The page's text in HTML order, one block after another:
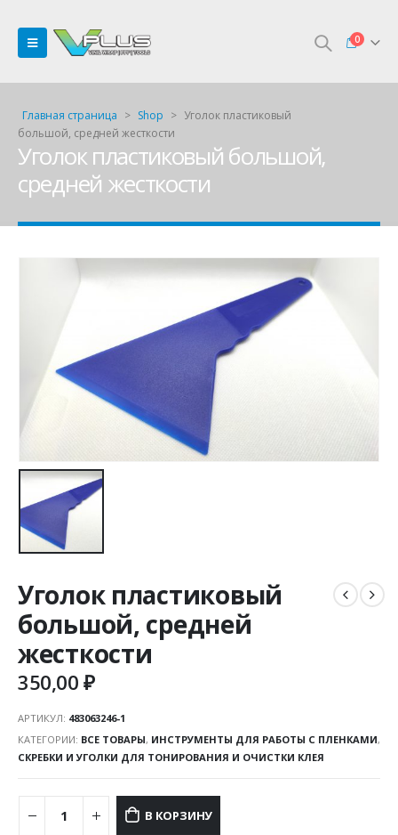
0
Главная страница > Shop > Уголок пластиковый
большой, средней жесткости
Уголок пластиковый большой,
средней жесткости
Уголок пластиковый
большой, средней
жесткости
350,00₽
АРТИКУЛ: 483063246-1
КАТЕГОРИИ: ВСЕ ТОВАРЫ, ИНСТРУМЕНТЫ ДЛЯ РАБОТЫ С ПЛЕНКАМИ,
СКРЕБКИ И УГОЛКИ ДЛЯ ТОНИРОВАНИЯ И ОЧИСТКИ КЛЕЯ
В КОРЗИНУ